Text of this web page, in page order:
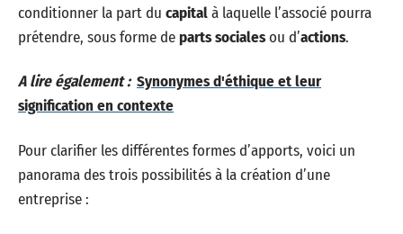
conditionner la part du capitalà laquelle l’associé pourra
prétendre, sous forme departs socialesou d’actions.
A lire également : Synonymes d'éthique et leur
signification en contexte
Pour clarifier les différentes formes d’apports, voici un
panorama des trois possibilités à la création d’une
entreprise :